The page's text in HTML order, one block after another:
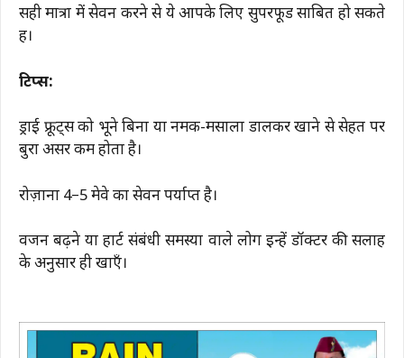
सही मात्रा में सेवन करने से ये आपके लिए सुपरफूड साबित हो सकते
हैं।
टिप्स:
ड्राई फ्रूट्स को भूने बिना या नमक-मसाला डालकर खाने से सेहत पर
बुरा असर कम होता है।
रोज़ाना 4–5 मेवे का सेवन पर्याप्त है।
वजन बढ़ने या हार्ट संबंधी समस्या वाले लोग इन्हें डॉक्टर की सलाह
के अनुसार ही खाएँ।